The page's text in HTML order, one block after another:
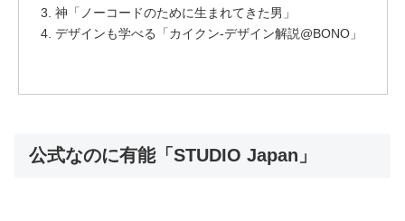
神「ノーコードのために生まれてきた男」
デザインも学べる「カイクン-デザイン解説@BONO」
公式なのに有能「STUDIO Japan」